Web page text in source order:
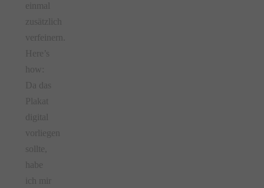
einmal
zusätzlich
verfeinern.
Here’s
how:
Da das
Plakat
digital
vorliegen
sollte,
habe
ich mir